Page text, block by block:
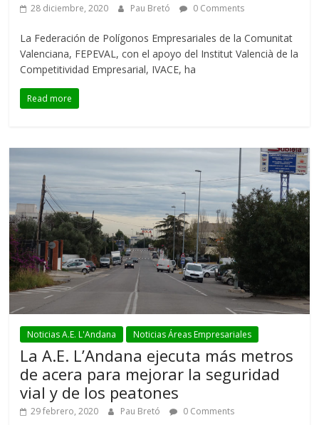
28 diciembre, 2020 Pau Bretó 0 Comments
La Federación de Polígonos Empresariales de la Comunitat
Valenciana, FEPEVAL, con el apoyo del Institut Valencià de la
Competitividad Empresarial, IVACE, ha
Read more
Noticias A.E. L'Andana Noticias Áreas Empresariales
La A.E. L’Andana ejecuta más metros
de acera para mejorar la seguridad
vial y de los peatones
29 febrero, 2020 Pau Bretó 0 Comments